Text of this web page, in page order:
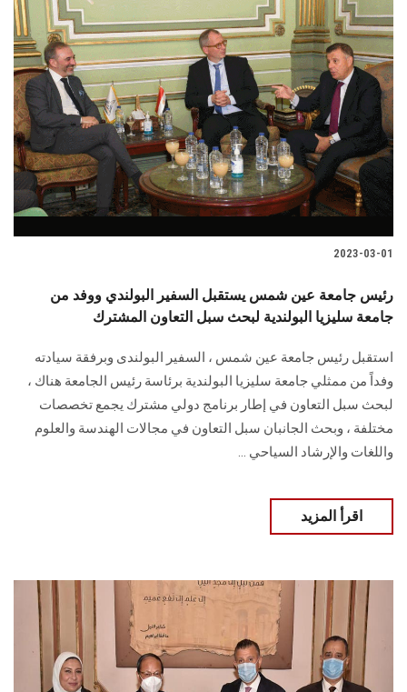
2023-03-01
رئيس جامعة عين شمس يستقبل السفير البولندي ووفد من
جامعة سليزيا البولندية لبحث سبل التعاون المشترك
استقبل رئيس جامعة عين شمس ، السفير البولندى وبرفقة سيادته
وفداً من ممثلي جامعة سليزيا البولندية برئاسة رئيس الجامعة هناك ،
لبحث سبل التعاون في إطار برنامج دولي مشترك يجمع تخصصات
مختلفة ، وبحث الجانبان سبل التعاون في مجالات الهندسة والعلوم
واللغات والإرشاد السياحي ...
اقرأ المزيد